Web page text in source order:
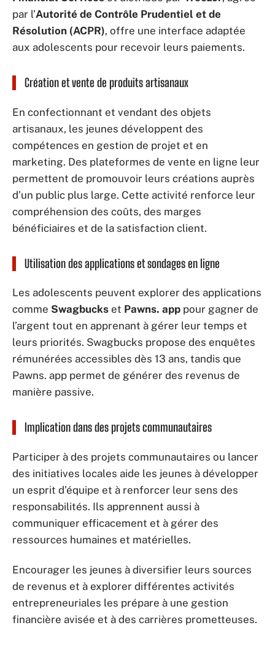
par l’Autorité de Contrôle Prudentiel et de
Résolution (ACPR), offre une interface adaptée
aux adolescents pour recevoir leurs paiements.
Création et vente de produits artisanaux
En confectionnant et vendant des objets
artisanaux, les jeunes développent des
compétences en gestion de projet et en
marketing. Des plateformes de vente en ligne leur
permettent de promouvoir leurs créations auprès
d’un public plus large. Cette activité renforce leur
compréhension des coûts, des marges
bénéficiaires et de la satisfaction client.
Utilisation des applications et sondages en ligne
Les adolescents peuvent explorer des applications
comme Swagbucks et Pawns. app pour gagner de
l’argent tout en apprenant à gérer leur temps et
leurs priorités. Swagbucks propose des enquêtes
rémunérées accessibles dès 13 ans, tandis que
Pawns. app permet de générer des revenus de
manière passive.
Implication dans des projets communautaires
Participer à des projets communautaires ou lancer
des initiatives locales aide les jeunes à développer
un esprit d’équipe et à renforcer leur sens des
responsabilités. Ils apprennent aussi à
communiquer efficacement et à gérer des
ressources humaines et matérielles.
Encourager les jeunes à diversifier leurs sources
de revenus et à explorer différentes activités
entrepreneuriales les prépare à une gestion
financière avisée et à des carrières prometteuses.